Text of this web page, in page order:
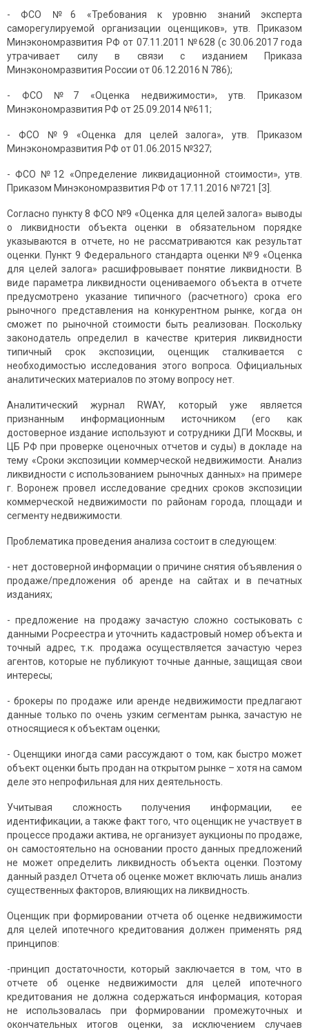
- ФСО №6 «Требования к уровню знаний эксперта
саморегулируемой организации оценщиков», утв. Приказом
Минэкономразвития РФ от 07.11.2011 №628 (с 30.06.2017 года
утрачивает силу в связи с изданием Приказа
Минэкономразвития России от 06.12.2016 N 786);
- ФСО №7 «Оценка недвижимости», утв. Приказом
Минэкономразвития РФ от 25.09.2014 №611;
- ФСО №9 «Оценка для целей залога», утв. Приказом
Минэкономразвития РФ от 01.06.2015 №327;
- ФСО №12 «Определение ликвидационной стоимости», утв.
Приказом Минэкономразвития РФ от 17.11.2016 №721 [3].
Согласно пункту 8 ФСО №9 «Оценка для целей залога» выводы
о ликвидности объекта оценки в обязательном порядке
указываются в отчете, но не рассматриваются как результат
оценки. Пункт 9 Федерального стандарта оценки №9 «Оценка
для целей залога» расшифровывает понятие ликвидности. В
виде параметра ликвидности оцениваемого объекта в отчете
предусмотрено указание типичного (расчетного) срока его
рыночного представления на конкурентном рынке, когда он
сможет по рыночной стоимости быть реализован. Поскольку
законодатель определил в качестве критерия ликвидности
типичный срок экспозиции, оценщик сталкивается с
необходимостью исследования этого вопроса. Официальных
аналитических материалов по этому вопросу нет.
Аналитический журнал RWAY, который уже является
признанным информационным источником (его как
достоверное издание используют и сотрудники ДГИ Москвы, и
ЦБ РФ при проверке оценочных отчетов и суды) в докладе на
тему «Сроки экспозиции коммерческой недвижимости. Анализ
ликвидности с использованием рыночных данных» на примере
г. Воронеж провел исследование средних сроков экспозиции
коммерческой недвижимости по районам города, площади и
сегменту недвижимости.
Проблематика проведения анализа состоит в следующем:
- нет достоверной информации о причине снятия объявления о
продаже/предложения об аренде на сайтах и в печатных
изданиях;
- предложение на продажу зачастую сложно состыковать с
данными Росреестра и уточнить кадастровый номер объекта и
точный адрес, т.к. продажа осуществляется зачастую через
агентов, которые не публикуют точные данные, защищая свои
интересы;
- брокеры по продаже или аренде недвижимости предлагают
данные только по очень узким сегментам рынка, зачастую не
относящиеся к объектам оценки;
- Оценщики иногда сами рассуждают о том, как быстро может
объект оценки быть продан на открытом рынке – хотя на самом
деле это непрофильная для них деятельность.
Учитывая сложность получения информации, ее
идентификации, а также факт того, что оценщик не участвует в
процессе продажи актива, не организует аукционы по продаже,
он самостоятельно на основании просто данных предложений
не может определить ликвидность объекта оценки. Поэтому
данный раздел Отчета об оценке может включать лишь анализ
существенных факторов, влияющих на ликвидность.
Оценщик при формировании отчета об оценке недвижимости
для целей ипотечного кредитования должен применять ряд
принципов:
-принцип достаточности, который заключается в том, что в
отчете об оценке недвижимости для целей ипотечного
кредитования не должна содержаться информация, которая
не использовалась при формировании промежуточных и
окончательных итогов оценки, за исключением случаев